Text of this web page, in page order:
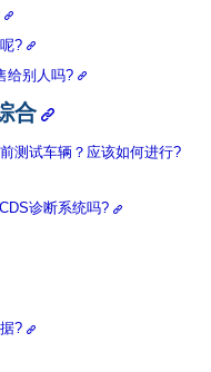
?
给别人吗?
合
测试车辆？应该如何进行?
诊断系统吗?
?